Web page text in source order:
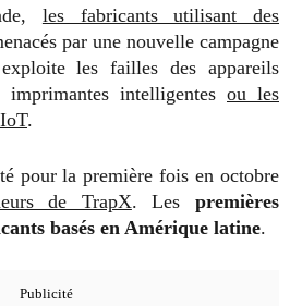
les fabricants utilisant des
par une nouvelle campagne
les failles des appareils
intelligentes ou les
.
pour la première fois en octobre
de TrapX. Lespremières
basés en Amérique latine.